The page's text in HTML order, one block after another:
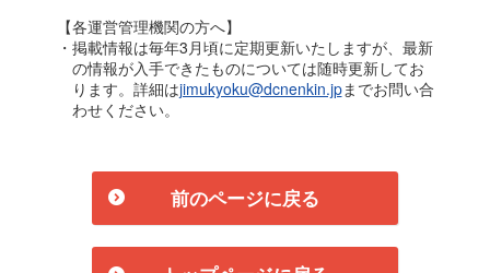
【各運営管理機関の方へ】
・掲載情報は毎年3月頃に定期更新いたしますが、最新
の情報が入手できたものについては随時更新してお
ります。詳細はjimukyoku@dcnenkin.jpまでお問い合
わせください。
前のページに戻る